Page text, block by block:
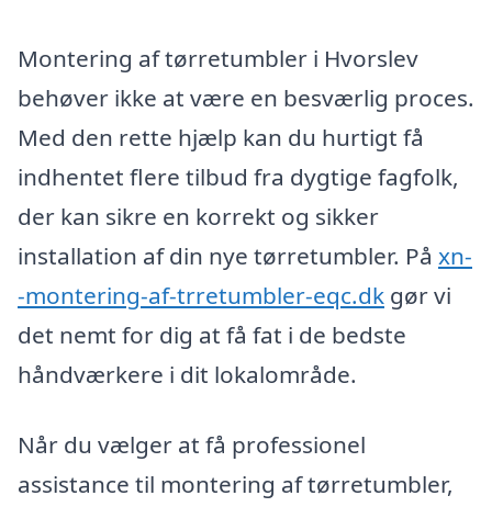
Montering af tørretumbler i Hvorslev
behøver ikke at være en besværlig proces.
Med den rette hjælp kan du hurtigt få
indhentet flere tilbud fra dygtige fagfolk,
der kan sikre en korrekt og sikker
installation af din nye tørretumbler. På xn-
-montering-af-trretumbler-eqc.dk gør vi
det nemt for dig at få fat i de bedste
håndværkere i dit lokalområde.
Når du vælger at få professionel
assistance til montering af tørretumbler,